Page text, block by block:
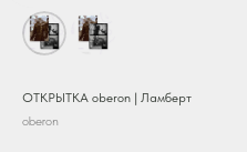
ОТКРЫТКА oberon | Ламберт
oberon